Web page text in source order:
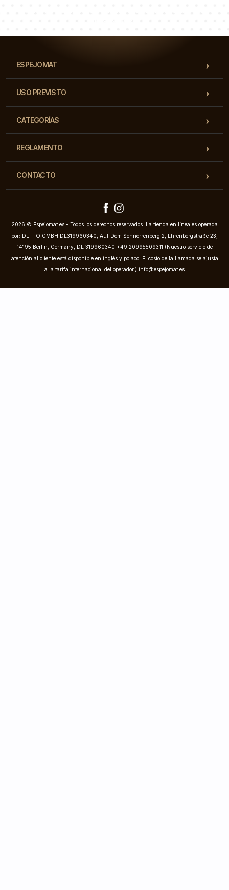
ESPEJOMAT
USO PREVISTO
CATEGORÍAS
REGLAMENTO
CONTACTO
2026 © Espejomat.es – Todos los derechos reservados. La tienda en línea es operada
por: DEFTO GMBH DE319960340, Auf Dem Schnorrenberg 2, Ehrenbergstraße 23,
14195 Berlin, Germany, DE 319960340 +49 20995509311 (Nuestro servicio de
atención al cliente está disponible en inglés y polaco. El costo de la llamada se ajusta
a la tarifa internacional del operador.) info@espejomat.es